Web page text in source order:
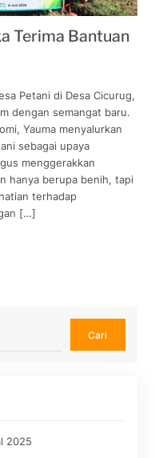
Terima Bantuan
Petani di Desa Cicurug,
dengan semangat baru.
Yauma menyalurkan
sebagai upaya
menggerakkan
hanya berupa benih, tapi
terhadap
[…]
Cari
2025